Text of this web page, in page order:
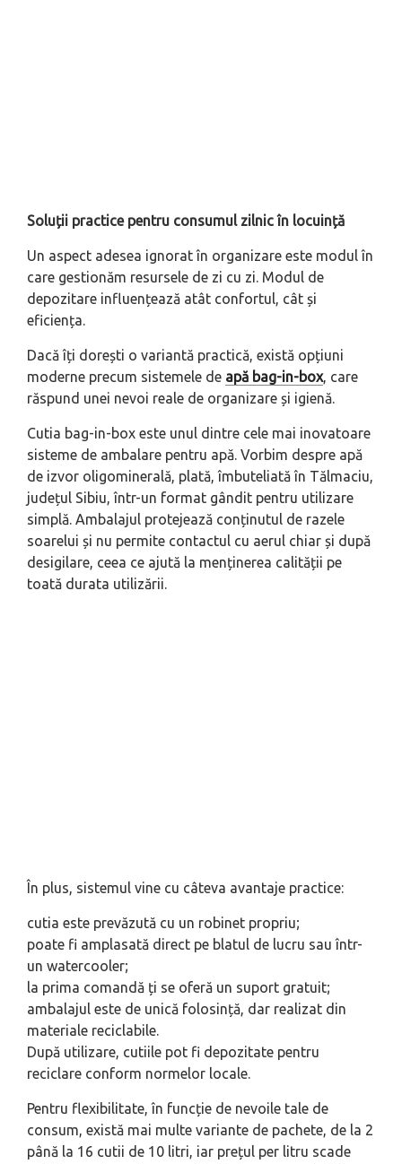
Soluții practice pentru consumul zilnic în locuință
Un aspect adesea ignorat în organizare este modul în
care gestionăm resursele de zi cu zi. Modul de
depozitare influențează atât confortul, cât și
eficiența.
Dacă îți dorești o variantă practică, există opțiuni
moderne precum sistemele de apă bag-in-box, care
răspund unei nevoi reale de organizare și igienă.
Cutia bag-in-box este unul dintre cele mai inovatoare
sisteme de ambalare pentru apă. Vorbim despre apă
de izvor oligominerală, plată, îmbuteliată în Tălmaciu,
județul Sibiu, într-un format gândit pentru utilizare
simplă. Ambalajul protejează conținutul de razele
soarelui și nu permite contactul cu aerul chiar și după
desigilare, ceea ce ajută la menținerea calității pe
toată durata utilizării.
În plus, sistemul vine cu câteva avantaje practice:
cutia este prevăzută cu un robinet propriu;
poate fi amplasată direct pe blatul de lucru sau într-
un watercooler;
la prima comandă ți se oferă un suport gratuit;
ambalajul este de unică folosință, dar realizat din
materiale reciclabile.
După utilizare, cutiile pot fi depozitate pentru
reciclare conform normelor locale.
Pentru flexibilitate, în funcție de nevoile tale de
consum, există mai multe variante de pachete, de la 2
până la 16 cutii de 10 litri, iar prețul per litru scade